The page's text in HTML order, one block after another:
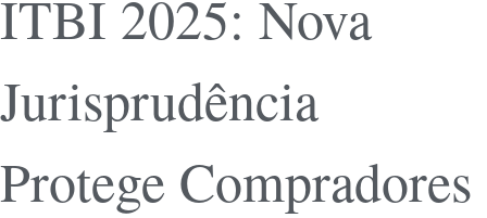
ITBI 2025: Nova
Jurisprudência
Protege Compradores